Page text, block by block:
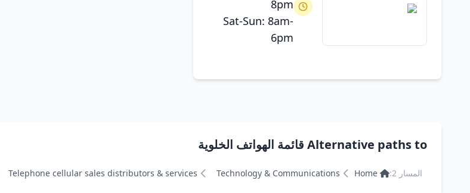
8pm
Sat-Sun: 8am-
6pm
Alternative paths to قائمة الهواتف الخلوية
المسار 2: Home
Technology & Communications
Telephone cellular sales distributors & services